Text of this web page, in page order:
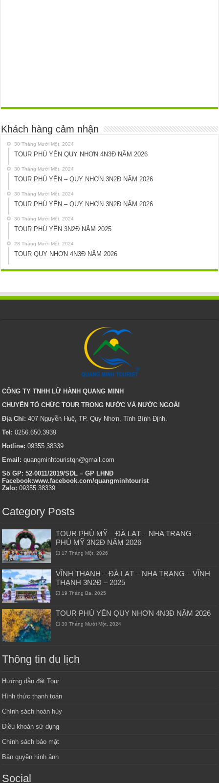
Khách hàng cảm nhận
30 Tháng Mười Một, 2024
TOUR PHÚ YÊN QUY NHƠN 4N3Đ NĂM 2026
30 Tháng Mười Một, 2024
TOUR PHÚ YÊN – QUY NHƠN 3N2Đ NĂM 2026
30 Tháng Mười Một, 2024
TOUR PHÚ YÊN – QUY NHƠN 3N2Đ NĂM 2026
30 Tháng Mười Một, 2024
TOUR PHÚ YÊN 3N2Đ NĂM 2025
28 Tháng Mười Một, 2024
TOUR QUY NHƠN 4N3Đ NĂM 2026
CÔNG TY TNHH LỮ HÀNH QUANG MINH
CHUYÊN TỔ CHỨC TOUR TRONG NƯỚC VÀ NƯỚC NGOÀI
Địa Chỉ: 407 Nguyễn Huệ, TP. Quy Nhơn, Tỉnh Bình Định.
Tel: 0256.650.3939
Hotline: 09355 38339
Email:quangminhtouristqn@gmail.com
Số GP: 52-0011/2019/SDL – GP LHNĐ
Facebook:www.facebook.com/quangminhtourist
Zalo: 09355 38339
Category Posts
TOUR PHÙ MỸ – ĐÀ LẠT – NHA TRANG –
PHÙ MỸ 3N2Đ NĂM 2026
17 Tháng Một, 2026
VĨNH THẠNH – ĐÀ LẠT – NHA TRANG – VĨNH
THẠNH 3N2Đ – 2025
19 Tháng Ba, 2025
TOUR PHÚ YÊN QUY NHƠN 4N3Đ NĂM 2026
30 Tháng Mười Một, 2024
Thông tin du lịch
Hướng dẫn đặt Tour
Hình thức thanh toán
Chính sách hoàn hủy
Điều khoản sử dụng
Chính sách bảo mật
Bản quyền hình ảnh
Social